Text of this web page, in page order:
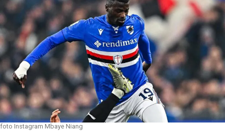
foto Instagram Mbaye Niang